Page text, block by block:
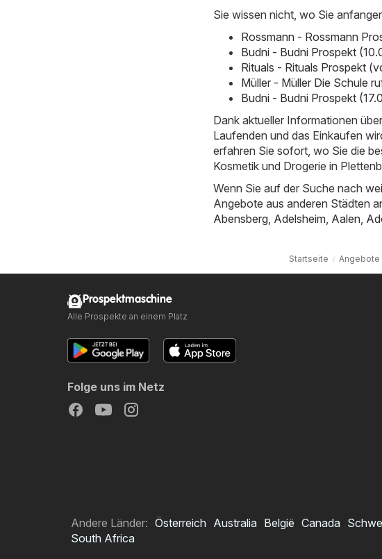
Sie wissen nicht, wo Sie
Rossmann - Rossmann
Budni - Budni Prospekt
Rituals - Rituals Prospekt
Müller - Müller Die Schule
Budni - Budni Prospekt
Dank aktueller Informationen
Laufenden und das Einkaufen
erfahren Sie sofort, wo Sie die
Kosmetik und Drogerie in
Wenn Sie auf der Suche nach
Angebote aus anderen Städten
Abensberg Adelsheim Aalen
Startseite Angebote
Prospektmaschine
Alle Prospekte an einem Platz
Folge uns im Netz
Andere Länder: Österreich Australia België Canada
South Africa